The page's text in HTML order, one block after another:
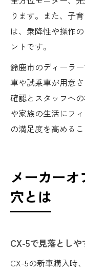
ります。また、子
は、乗降性や操作
ントです。
鈴鹿市のディーラ
車や試乗車が用意
確認とスタッフへ
や家族の生活にフ
の満足度を高めるこ
メーカーオ
穴とは
CX-5で見落とし
CX-5の新車購入時